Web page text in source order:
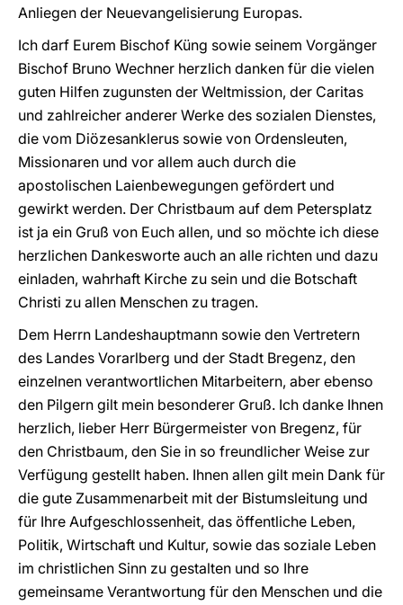
Anliegen der Neuevangelisierung Europas.
Ich darf Eurem Bischof Küng sowie seinem Vorgänger
Bischof Bruno Wechner herzlich danken für die vielen
guten Hilfen zugunsten der Weltmission, der Caritas
und zahlreicher anderer Werke des sozialen Dienstes,
die vom Diözesanklerus sowie von Ordensleuten,
Missionaren und vor allem auch durch die
apostolischen Laienbewegungen gefördert und
gewirkt werden. Der Christbaum auf dem Petersplatz
ist ja ein Gruß von Euch allen, und so möchte ich diese
herzlichen Dankesworte auch an alle richten und dazu
einladen, wahrhaft Kirche zu sein und die Botschaft
Christi zu allen Menschen zu tragen.
Dem Herrn Landeshauptmann sowie den Vertretern
des Landes Vorarlberg und der Stadt Bregenz, den
einzelnen verantwortlichen Mitarbeitern, aber ebenso
den Pilgern gilt mein besonderer Gruß. Ich danke Ihnen
herzlich, lieber Herr Bürgermeister von Bregenz, für
den Christbaum, den Sie in so freundlicher Weise zur
Verfügung gestellt haben. Ihnen allen gilt mein Dank für
die gute Zusammenarbeit mit der Bistumsleitung und
für Ihre Aufgeschlossenheit, das öffentliche Leben,
Politik, Wirtschaft und Kultur, sowie das soziale Leben
im christlichen Sinn zu gestalten und so Ihre
gemeinsame Verantwortung für den Menschen und die